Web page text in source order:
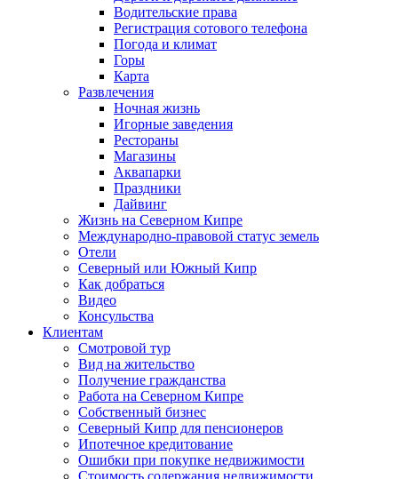
Водительские права
Регистрация сотового телефона
Погода и климат
Горы
Карта
Развлечения
Ночная жизнь
Игорные заведения
Рестораны
Магазины
Аквапарки
Праздники
Дайвинг
Жизнь на Северном Кипре
Международно-правовой статус земель
Отели
Северный или Южный Кипр
Как добраться
Видео
Консульства
Клиентам
Смотровой тур
Вид на жительство
Получение гражданства
Работа на Северном Кипре
Собственный бизнес
Северный Кипр для пенсионеров
Ипотечное кредитование
Ошибки при покупке недвижимости
Стоимость содержания недвижимости